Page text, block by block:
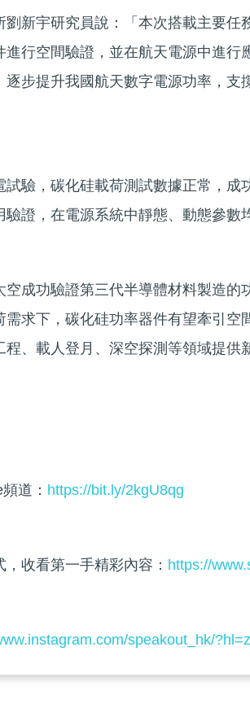
劉新宇研究員說：「本次搭載主要任
行空間驗證，並在航天電源中進行
步提升我國航天數字電源功率，支
驗，碳化硅載荷測試數據正常，成
證，在電源系統中靜態、動態參數
成功驗證第三代半導體材料製造的
需求下，碳化硅功率器件有望牽引空
、載人登月、深空探測等領域提供
道： https://bit.ly/2kgU8qg
收看第一手精彩內容： https://
speakout_hk/